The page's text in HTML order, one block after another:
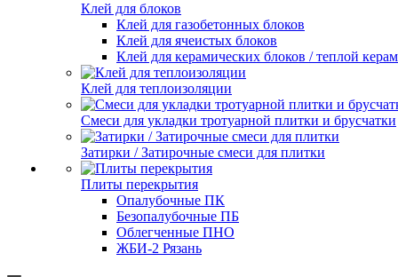
Клей для блоков
Клей для газобетонных блоков
Клей для ячеистых блоков
Клей для керамических блоков / теплой
Клей для теплоизоляции
Смеси для укладки тротуарной плитки и брусчатки
Затирки / Затирочные смеси для плитки
Плиты перекрытия
Опалубочные ПК
Безопалубочные ПБ
Облегченные ПНО
ЖБИ-2 Рязань